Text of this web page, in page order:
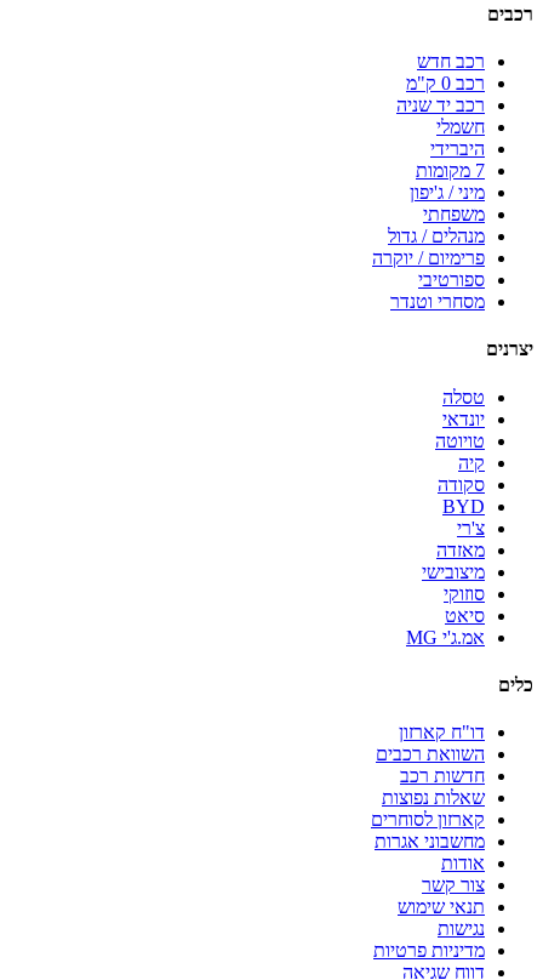
רכבים
רכב חדש
רכב 0 ק"מ
רכב יד שניה
חשמלי
היברידי
7 מקומות
מיני / ג'יפון
משפחתי
מנהלים / גדול
פרימיום / יוקרה
ספורטיבי
מסחרי וטנדר
יצרנים
טסלה
יונדאי
טויוטה
קיה
סקודה
BYD
צ'רי
מאזדה
מיצובישי
סוזוקי
סיאט
אמ.ג'י MG
כלים
דו"ח קארזון
השוואת רכבים
חדשות רכב
שאלות נפוצות
קארזון לסוחרים
מחשבוני אגרות
אודות
צור קשר
תנאי שימוש
נגישות
מדיניות פרטיות
דווח שגיאה